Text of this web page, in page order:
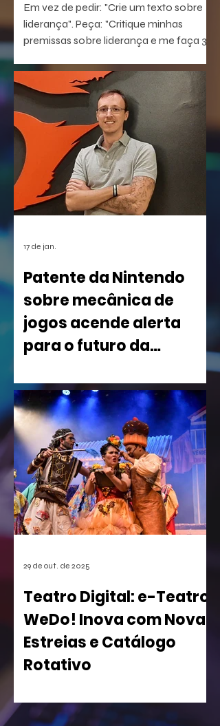
Em vez de pedir: "Crie um texto sobre
liderança". Peça: "Critique minhas
premissas sobre liderança e me faça 3
conseguindo responder".
Patente da Nintendo
sobre mecânica de
jogos acende alerta
para o futuro da
Nintendo nos Estados Unidos está
causando um rebuliço no mundo dos
games. A empresa conseguiu o registro
de uma mecânica de invocação de
personagens secundários durante o
jogo, uma função super comum em
RPGs e jogos de ação. A medida, que
pode afetar o desenvolvimento de
centenas de futuros títulos, é vista
como um risco, especialmente para os
17 de jan.
Teatro Digital: e-Teatro
WeDo! Inova com Novas
Estreias e Catálogo
Rotativo
sua Casa de Espetáculos Virtual com
29 de out. de 2025